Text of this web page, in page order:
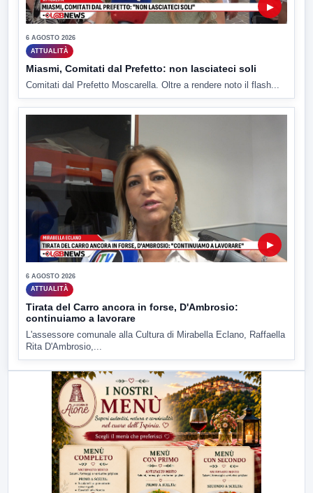
▶
6 AGOSTO 2026
ATTUALITÀ
Miasmi, Comitati dal Prefetto: non lasciateci soli
Comitati dal Prefetto Moscarella. Oltre a rendere noto il flash...
▶
6 AGOSTO 2026
ATTUALITÀ
Tirata del Carro ancora in forse, D'Ambrosio:
continuiamo a lavorare
L'assessore comunale alla Cultura di Mirabella Eclano, Raffaella
Rita D'Ambrosio,...